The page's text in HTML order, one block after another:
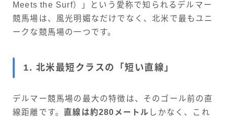
Meets the Surf）」という愛称で知られるデルマー
競馬場は、風光明媚なだけでなく、北米で最もユニ
ークな競馬場の一つです。
1. 北米最短クラスの「短い直線」
デルマー競馬場の最大の特徴は、そのゴール前の直
線距離です。直線は約280メートル しかなく、これ